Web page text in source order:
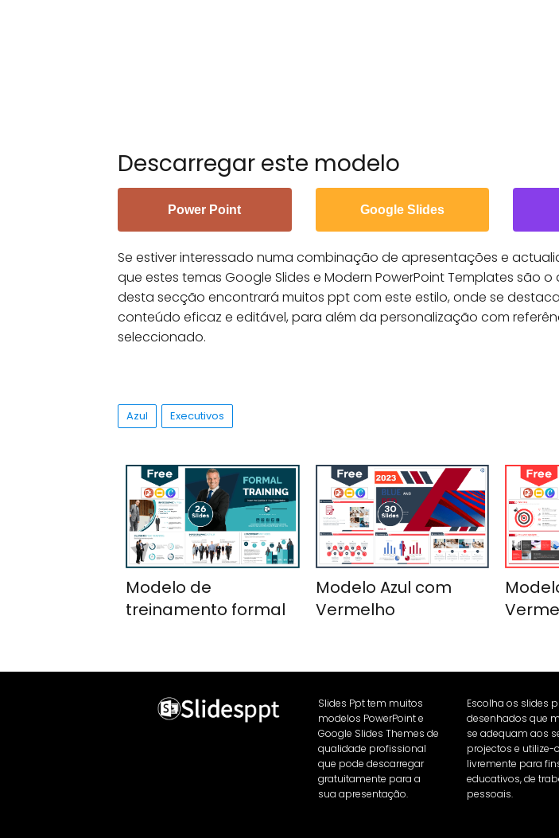
Descarregar este modelo
Power Point Google Slides
Se estiver interessado numa combinação de apresentações e
que estes temas Google Slides e Modern PowerPoint Templates são
desta secção encontrará muitos ppt com este estilo, onde se
conteúdo eficaz e editável, para além da personalização com
seleccionado.
Azul Executivos
Modelo de
treinamento formal
Modelo Azul com
Vermelho
Slides Ppt tem muitos
modelos PowerPoint e
Google Slides Themes de
qualidade profissional
que pode descarregar
gratuitamente para a
sua apresentação.
Escolha os slides
desenhados que
se adequam aos
projectos e utilize-
livremente para
educativos, de
pessoais.